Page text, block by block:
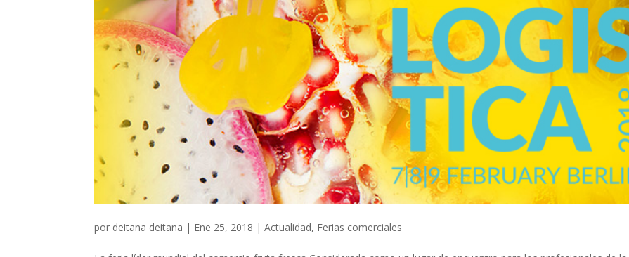
por deitana deitana | Ene 25, 2018 |Actualidad, Ferias comerciales